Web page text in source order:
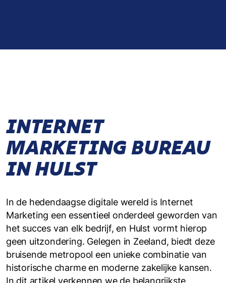
INTERNET
MARKETING BUREAU
IN HULST
In de hedendaagse digitale wereld is Internet
Marketing een essentieel onderdeel geworden van
het succes van elk bedrijf, en Hulst vormt hierop
geen uitzondering. Gelegen in Zeeland, biedt deze
bruisende metropool een unieke combinatie van
historische charme en moderne zakelijke kansen.
In dit artikel verkennen we de belangrijkste